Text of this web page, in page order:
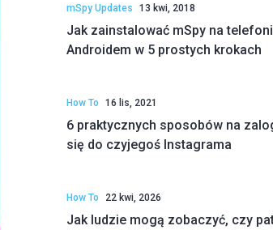
mSpy Updates 13 kwi, 2018
Jak zainstalować mSpy na
Androidem w 5 prostych krokach
How To 16 lis, 2021
6 praktycznych sposobów na
się do czyjegoś Instagrama
How To 22 kwi, 2026
Jak ludzie mogą zobaczyć, czy